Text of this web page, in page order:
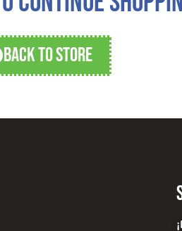
BACK TO STORE